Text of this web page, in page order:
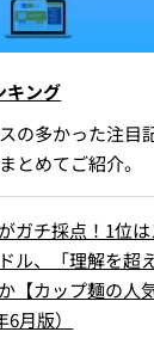
キング
の多かった注目
とめてご紹介。
ガチ採点！1位
ル、「理解を超
【カップ麺の人
月版）